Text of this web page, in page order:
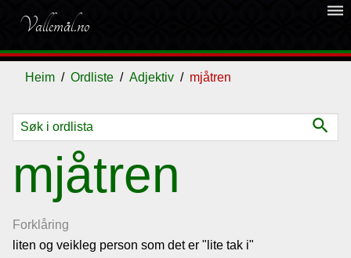
Vallemål.no
dehaze
Heim Ordliste Adjektiv mjåtren
search
mjåtren
Forklåring
liten og veikleg person som det er "lite tak i"
Ordliste
Om
vallemålet